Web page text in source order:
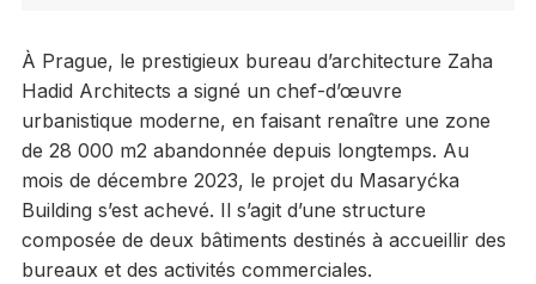
À Prague, le prestigieux bureau d’architecture Zaha
Hadid Architects a signé un chef-d’œuvre
urbanistique moderne, en faisant renaître une zone
de 28 000 m2 abandonnée depuis longtemps. Au
mois de décembre 2023, le projet du Masaryćka
Building s’est achevé. Il s’agit d’une structure
composée de deux bâtiments destinés à accueillir des
bureaux et des activités commerciales.